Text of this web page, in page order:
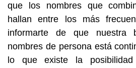
que los nombres que
hallan entre los más
informarte de que nuestra
nombres de persona está
lo que existe la